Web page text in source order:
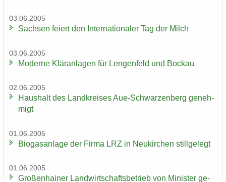
03.06.2005
Sach­sen fei­ert den In­ter­na­tio­na­ler Tag der Milch
03.06.2005
Mo­der­ne Klär­an­la­gen für Len­gen­feld und Bo­ckau
02.06.2005
Haus­halt des Land­krei­ses Aue-​Schwarzenberg ge­neh­
migt
01.06.2005
Bio­gas­an­la­ge der Firma LRZ in Neu­kir­chen still­ge­legt
01.06.2005
Gro­ßen­hai­ner Land­wirt­schafts­be­trieb von Mi­nis­ter ge­